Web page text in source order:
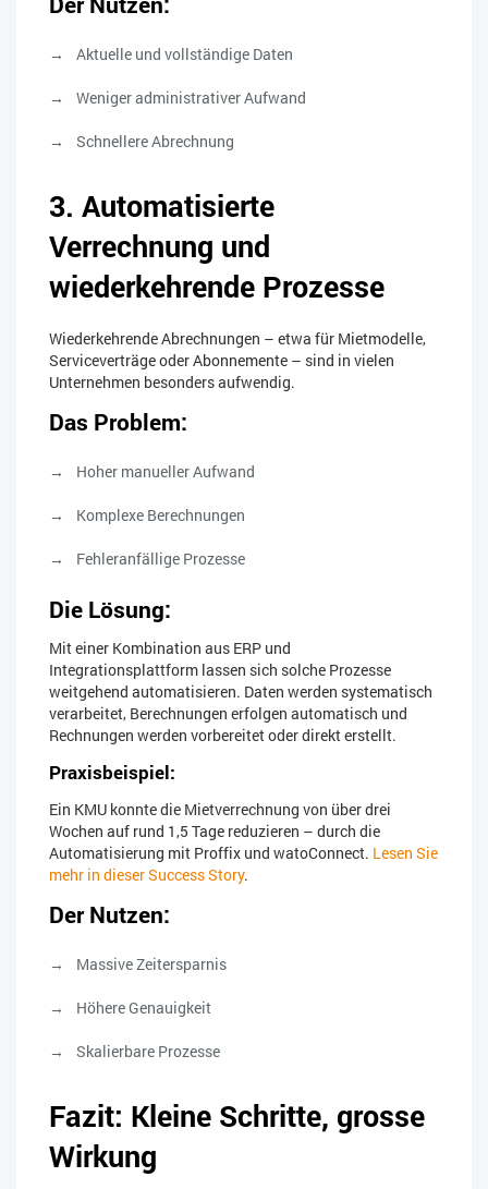
Aktuelle und vollständige Daten
Weniger administrativer Aufwand
Schnellere Abrechnung
3. Automatisierte
Verrechnung und
wiederkehrende Prozesse
Wiederkehrende Abrechnungen – etwa für Mietmodelle,
Serviceverträge oder Abonnemente – sind in vielen
Unternehmen besonders aufwendig.
Das Problem:
Hoher manueller Aufwand
Komplexe Berechnungen
Fehleranfällige Prozesse
Die Lösung:
Mit einer Kombination aus ERP und
Integrationsplattform lassen sich solche Prozesse
weitgehend automatisieren. Daten werden systematisch
verarbeitet, Berechnungen erfolgen automatisch und
Rechnungen werden vorbereitet oder direkt erstellt.
Praxisbeispiel:
Ein KMU konnte die Mietverrechnung von über drei
Wochen auf rund 1,5 Tage reduzieren – durch die
Automatisierung mit Proffix und watoConnect. Lesen Sie
mehr in dieser Success Story.
Der Nutzen:
Massive Zeitersparnis
Höhere Genauigkeit
Skalierbare Prozesse
Fazit: Kleine Schritte, grosse
Wirkung